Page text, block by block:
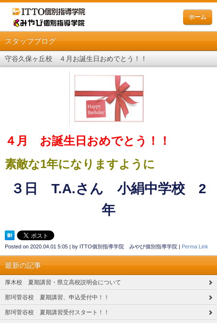
ホーム
スタッフブログ
守谷久保ヶ丘校 ４月お誕生日おめでとう！！
４月 お誕生日おめでとう！！
素敵な1年になりますように
３日 T.A.さん 小絹中学校 2
年
Posted on 2020.04.01 5:05 | by ITTO個別指導学院 みやび個別指導学院 | Perma Link
最新の記事
厚木校 夏期講習・県立高校説明会について
那珂菅谷校 夏期講習、申込受付中！！
那珂菅谷校 夏期講習受付スタート！！